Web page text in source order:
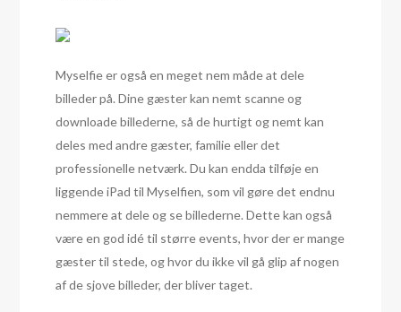
Myselfie er også en meget nem måde at dele
billeder på. Dine gæster kan nemt scanne og
downloade billederne, så de hurtigt og nemt kan
deles med andre gæster, familie eller det
professionelle netværk. Du kan endda tilføje en
liggende iPad til Myselfien, som vil gøre det endnu
nemmere at dele og se billederne. Dette kan også
være en god idé til større events, hvor der er mange
gæster til stede, og hvor du ikke vil gå glip af nogen
af de sjove billeder, der bliver taget.